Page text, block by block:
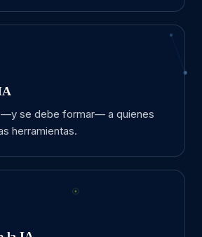
se debe formar— a quienes
herramientas.